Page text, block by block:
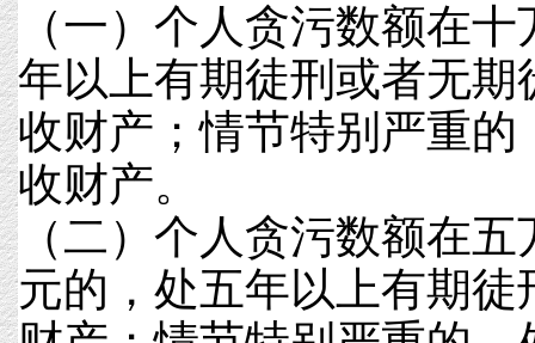
（一）个人贪污数额在
年以上有期徒刑或者无期
收财产；情节特别严重
收财产。
（二）个人贪污数额在
元的，处五年以上有期